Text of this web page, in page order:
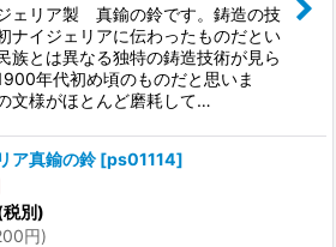
ェリア製 真鍮の鈴です。鋳造の技
ナイジェリアに伝わったものだとい
族とは異なる独特の鋳造技術が見ら
年代初め頃のものだと思いま
文様がほとんど磨耗して…
ア真鍮の鈴 [ps01114]
税別)
円)